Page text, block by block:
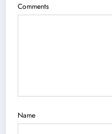
Comments
Name